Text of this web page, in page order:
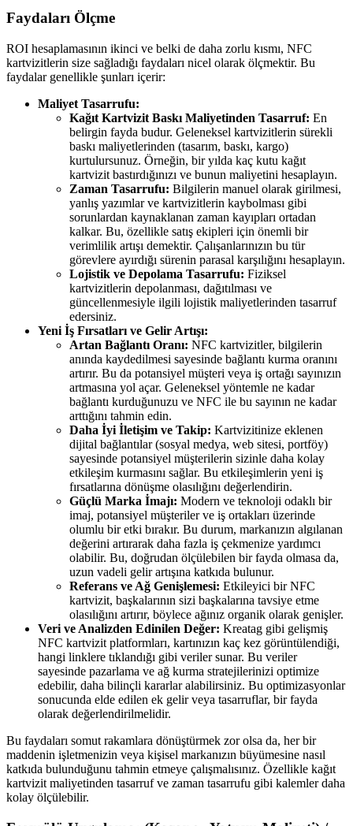
Faydaları Ölçme
ROI hesaplamasının ikinci ve belki de daha zorlu kısmı, NFC
kartvizitlerin size sağladığı faydaları nicel olarak ölçmektir. Bu
faydalar genellikle şunları içerir:
Maliyet Tasarrufu:
Kağıt Kartvizit Baskı Maliyetinden Tasarruf: En
belirgin fayda budur. Geleneksel kartvizitlerin sürekli
baskı maliyetlerinden (tasarım, baskı, kargo)
kurtulursunuz. Örneğin, bir yılda kaç kutu kağıt
kartvizit bastırdığınızı ve bunun maliyetini hesaplayın.
Zaman Tasarrufu: Bilgilerin manuel olarak girilmesi,
yanlış yazımlar ve kartvizitlerin kaybolması gibi
sorunlardan kaynaklanan zaman kayıpları ortadan
kalkar. Bu, özellikle satış ekipleri için önemli bir
verimlilik artışı demektir. Çalışanlarınızın bu tür
görevlere ayırdığı sürenin parasal karşılığını hesaplayın.
Lojistik ve Depolama Tasarrufu: Fiziksel
kartvizitlerin depolanması, dağıtılması ve
güncellenmesiyle ilgili lojistik maliyetlerinden tasarruf
edersiniz.
Yeni İş Fırsatları ve Gelir Artışı:
Artan Bağlantı Oranı: NFC kartvizitler, bilgilerin
anında kaydedilmesi sayesinde bağlantı kurma oranını
artırır. Bu da potansiyel müşteri veya iş ortağı sayınızın
artmasına yol açar. Geleneksel yöntemle ne kadar
bağlantı kurduğunuzu ve NFC ile bu sayının ne kadar
arttığını tahmin edin.
Daha İyi İletişim ve Takip: Kartvizitinize eklenen
dijital bağlantılar (sosyal medya, web sitesi, portföy)
sayesinde potansiyel müşterilerin sizinle daha kolay
etkileşim kurmasını sağlar. Bu etkileşimlerin yeni iş
fırsatlarına dönüşme olasılığını değerlendirin.
Güçlü Marka İmajı: Modern ve teknoloji odaklı bir
imaj, potansiyel müşteriler ve iş ortakları üzerinde
olumlu bir etki bırakır. Bu durum, markanızın algılanan
değerini artırarak daha fazla iş çekmenize yardımcı
olabilir. Bu, doğrudan ölçülebilen bir fayda olmasa da,
uzun vadeli gelir artışına katkıda bulunur.
Referans ve Ağ Genişlemesi: Etkileyici bir NFC
kartvizit, başkalarının sizi başkalarına tavsiye etme
olasılığını artırır, böylece ağınız organik olarak genişler.
Veri ve Analizden Edinilen Değer: Kreatag gibi gelişmiş
NFC kartvizit platformları, kartınızın kaç kez görüntülendiği,
hangi linklere tıklandığı gibi veriler sunar. Bu veriler
sayesinde pazarlama ve ağ kurma stratejilerinizi optimize
edebilir, daha bilinçli kararlar alabilirsiniz. Bu optimizasyonlar
sonucunda elde edilen ek gelir veya tasarruflar, bir fayda
olarak değerlendirilmelidir.
Bu faydaları somut rakamlara dönüştürmek zor olsa da, her bir
maddenin işletmenizin veya kişisel markanızın büyümesine nasıl
katkıda bulunduğunu tahmin etmeye çalışmalısınız. Özellikle kağıt
kartvizit maliyetinden tasarruf ve zaman tasarrufu gibi kalemler daha
kolay ölçülebilir.